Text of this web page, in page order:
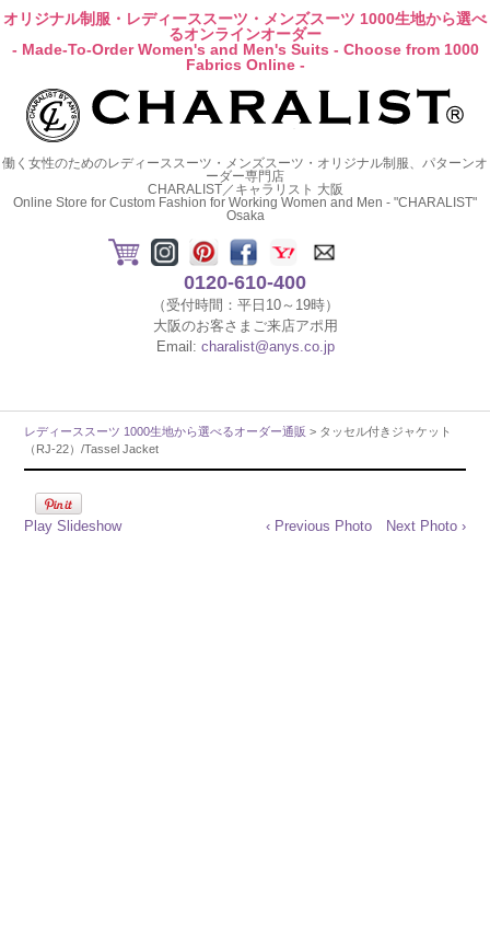
オリジナル制服・レディーススーツ・メンズスーツ 1000生地から選べ
るオンラインオーダー
- Made-To-Order Women's and Men's Suits - Choose from 1000
Fabrics Online -
働く女性のためのレディーススーツ・メンズスーツ・オリジナル制服、パターンオ
ーダー専門店
CHARALIST／キャラリスト 大阪
Online Store for Custom Fashion for Working Women and Men - "CHARALIST"
Osaka
0120-610-400
（受付時間：平日10～19時）
大阪のお客さまご来店アポ用
Email: charalist@anys.co.jp
レディーススーツ 1000生地から選べるオーダー通販 > タッセル付きジャケット
（RJ-22）/Tassel Jacket
Play Slideshow ‹ Previous Photo Next Photo ›